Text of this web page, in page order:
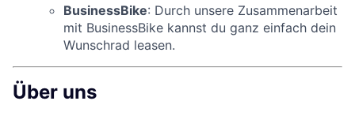
BusinessBike: Durch unsere Zusammenarbeit
mit BusinessBike kannst du ganz einfach dein
Wunschrad leasen.
Über uns